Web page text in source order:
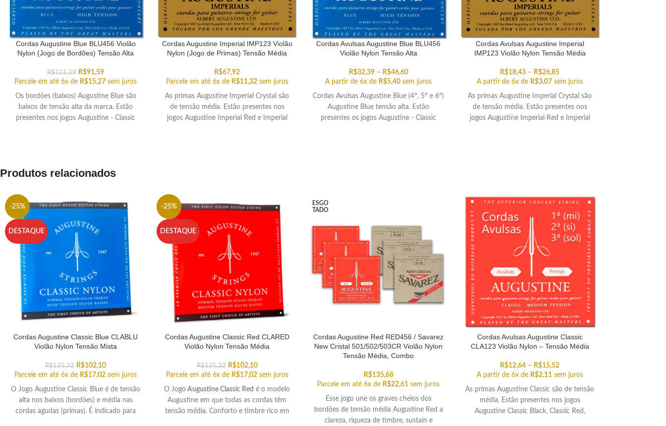
Cordas Augustine Blue BLU456 Violão
Nylon (Jogo de Bordões) Tensão Alta
R$121,39 R$91,59
Parcele em até 6x de R$15,27 sem juros
Os bordões (baixos) Augustine Blue são
baixos de tensão alta da marca. Estão
presentes nos jogos Augustine - Classic
Cordas Augustine Imperial IMP123 Violão
Nylon (Jogo de Primas) Tensão Média
R$67,92
Parcele em até 6x de R$11,32 sem juros
As primas Augustine Imperial Crystal são
de tensão média. Estão presentes nos
jogos Augustine Imperial Red e Imperial
Cordas Avulsas Augustine Blue BLU456
Violão Nylon Tensão Alta
R$32,39 – R$46,60
A partir de 6x de R$5,40 sem juros
Cordas Avulsas Augustine Blue (4°, 5° e 6°)
Augustine Blue tensão alta. Estão
presentes os jogos Augustine - Classic
Cordas Avulsas Augustine Imperial
IMP123 Violão Nylon Tensão Média
R$18,43 – R$26,85
A partir de 6x de R$3,07 sem juros
As primas Augustine Imperial Crystal são
de tensão média. Estão presentes nos
jogos Augustine Imperial Red e Imperial
Produtos relacionados
-25%
DESTAQUE
Cordas Augustine Classic Blue CLABLU
Violão Nylon Tensão Mista
R$135,32 R$102,10
Parcele em até 6x de R$17,02 sem juros
O Jogo Augustine Classic Blue é de tensão
alta nos baixos (bordões) e média nas
cordas agudas (primas). É indicado para
-25%
DESTAQUE
Cordas Augustine Classic Red CLARED
Violão Nylon Tensão Média
R$135,32 R$102,10
Parcele em até 6x de R$17,02 sem juros
O Jogo Augustine Classic Red é o modelo
Augustine em que todas as cordas têm
tensão média. Conforto e timbre rico em
ESGO
TADO
Cordas Augustine Red RED456 / Savarez
New Cristal 501/502/503CR Violão Nylon
Tensão Média, Combo
R$135,68
Parcele em até 6x de R$22,61 sem juros
Esse jogo une os graves cheios dos
bordões de tensão média Augustine Red a
clareza, riqueza de timbre, sustain e
Cordas Avulsas Augustine Classic
CLA123 Violão Nylon – Tensão Média
R$12,64 – R$15,52
A partir de 6x de R$2,11 sem juros
As primas Augustine Classic são de tensão
média. Estão presentes nos jogos
Augustine Classic Black, Classic Red,